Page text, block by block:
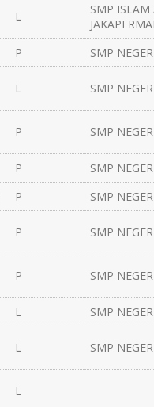
L
SMP ISLAM
P SMP
L SMP
P SMP
P
SMP
P SMP
P SMP
P SMP
L SMP
L SMP
L